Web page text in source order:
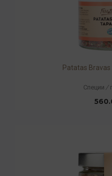
Patatas Bravas
Специи /